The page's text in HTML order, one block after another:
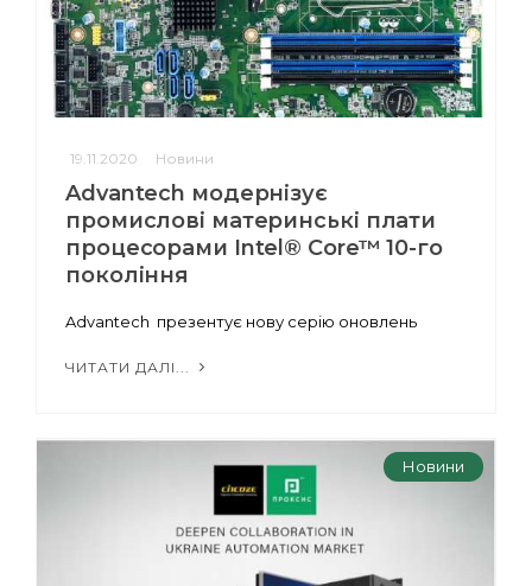
19.11.2020 Новини
Advantech модернізує
промислові материнські плати
процесорами Intel® Core™ 10-го
покоління
Advantech презентує нову серію оновлень
ЧИТАТИ ДАЛІ...
Новини